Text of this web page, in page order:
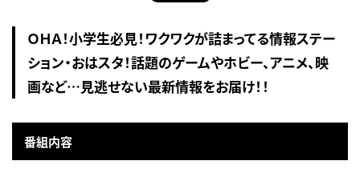
ＯＨＡ！小学生必見！ワクワクが詰まってる情報ステー
ション・おはスタ！話題のゲームやホビー、アニメ、映
画など…見逃せない最新情報をお届け！！
番組内容